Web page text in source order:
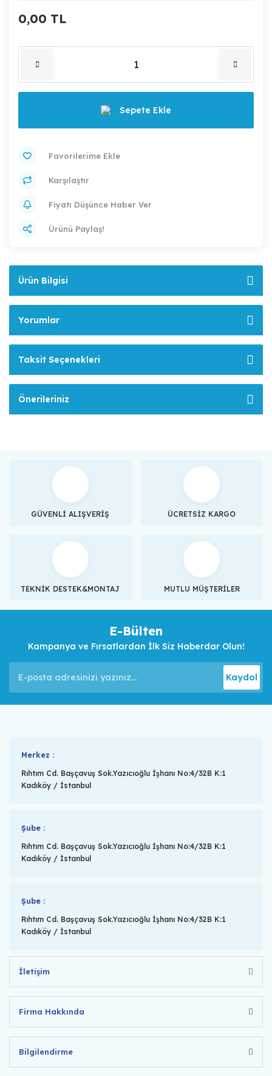
0,00 TL
Sepete Ekle
Karşılaştır
Fiyatı Düşünce Haber Ver
Ürünü Paylaş!
Ürün Bilgisi
Yorumlar
Taksit Seçenekleri
Önerileriniz
GÜVENLİ ALIŞVERİŞ ÜCRETSİZ KARGO
TEKNİK DESTEK&MONTAJ MUTLU MÜŞTERİLER
E-Bülten
Kampanya ve Fırsatlardan İlk Siz Haberdar Olun!
Kaydol
Merkez :
Rıhtım Cd. Başçavuş Sok.Yazıcıoğlu İşhanı No:4/32B K:1
Kadıköy / İstanbul
Şube :
Rıhtım Cd. Başçavuş Sok.Yazıcıoğlu İşhanı No:4/32B K:1
Kadıköy / İstanbul
Şube :
Rıhtım Cd. Başçavuş Sok.Yazıcıoğlu İşhanı No:4/32B K:1
Kadıköy / İstanbul
İletişim
Firma Hakkında
Bilgilendirme